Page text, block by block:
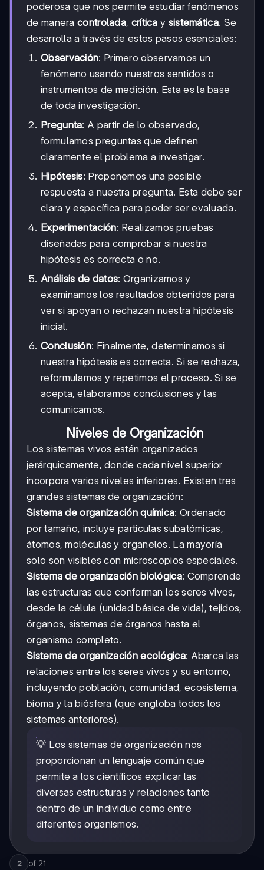
poderosa que nos permite estudiar fenómenos
de maneracontrolada, crítica y sistemática. Se
desarrolla a través de estos pasos esenciales:
Observación: Primero observamos un
fenómeno usando nuestros sentidos o
instrumentos de medición. Esta es la base
de toda investigación.
Pregunta: A partir de lo observado,
formulamos preguntas que definen
claramente el problema a investigar.
Hipótesis: Proponemos una posible
respuesta a nuestra pregunta. Esta debe ser
clara y específica para poder ser evaluada.
Experimentación: Realizamos pruebas
diseñadas para comprobar si nuestra
hipótesis es correcta o no.
Análisis de datos: Organizamos y
examinamos los resultados obtenidos para
ver si apoyan o rechazan nuestra hipótesis
inicial.
Conclusión: Finalmente, determinamos si
nuestra hipótesis es correcta. Si se rechaza,
reformulamos y repetimos el proceso. Si se
acepta, elaboramos conclusiones y las
comunicamos.
Niveles de Organización
Los sistemas vivos están organizados
jerárquicamente, donde cada nivel superior
incorpora varios niveles inferiores. Existen tres
grandes sistemas de organización:
Sistema de organización química: Ordenado
por tamaño, incluye partículas subatómicas,
átomos, moléculas y organelos. La mayoría
solo son visibles con microscopios especiales.
Sistema de organización biológica: Comprende
las estructuras que conforman los seres vivos,
desde la célula (unidad básica de vida), tejidos,
órganos, sistemas de órganos hasta el
organismo completo.
Sistema de organización ecológica: Abarca las
relaciones entre los seres vivos y su entorno,
incluyendo población, comunidad, ecosistema,
bioma y la biósfera (que engloba todos los
sistemas anteriores).
💡 Los sistemas de organización nos
proporcionan un lenguaje común que
permite a los científicos explicar las
diversas estructuras y relaciones tanto
dentro de un individuo como entre
diferentes organismos.
2 of 21